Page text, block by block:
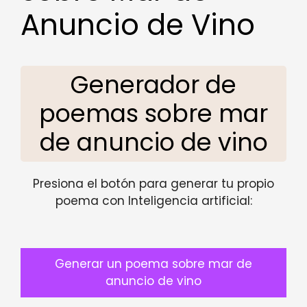
Anuncio de Vino
Generador de
poemas sobre mar
de anuncio de vino
Presiona el botón para generar tu propio
poema con Inteligencia artificial:
Generar un poema sobre mar de
anuncio de vino